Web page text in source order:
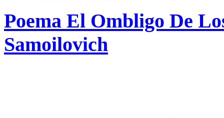
Poema El Ombligo De
Samoilovich